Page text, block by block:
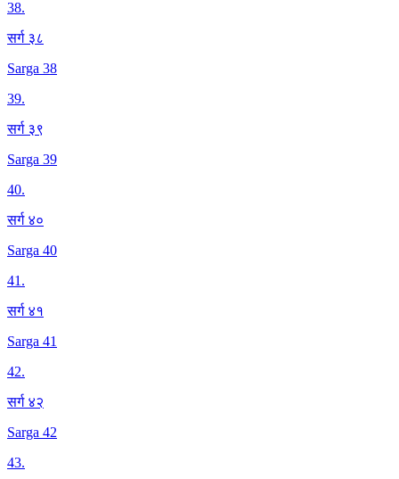
38.
सर्ग ३८
Sarga 38
39.
सर्ग ३९
Sarga 39
40.
सर्ग ४०
Sarga 40
41.
सर्ग ४१
Sarga 41
42.
सर्ग ४२
Sarga 42
43.